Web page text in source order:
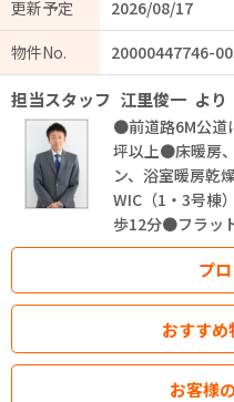
更新予定
2026/08/17
物件No.
20000447746-
担当スタッフ 江里俊一 より
●前道路6M公道
坪以上●床暖房
ン、浴室暖房乾
WIC（1・3号棟
歩12分●フラッ
プ
おすすめ
お客様